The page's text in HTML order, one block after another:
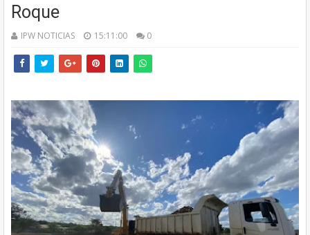
Roque
IPW NOTICIAS 15:11:00 0